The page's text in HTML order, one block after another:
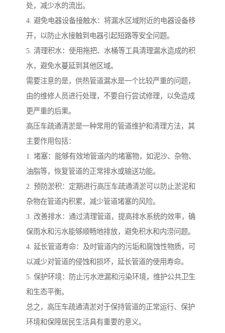
处，减少水的流出。
4. 避免电器设备接触水：将漏水区域附近的电器设备移
开，以防止水接触到电器引起短路等安全问题。
5. 清理积水：使用拖把、水桶等工具清理漏水造成的积
水，避免水蔓延到其他区域。
需要注意的是，供热管道漏水是一个比较严重的问题，
由的维修人员进行处理，不要自行尝试修理，以免造成
更严重的后果。
高压车疏通清淤是一种常用的管道维护和清理方法，其
主要作用包括：
1. 堵塞：能够有效地管道内的堵塞物，如泥沙、杂物、
油脂等，恢复管道的正常排水或输送功能。
2. 预防淤积：定期进行高压车疏通清淤可以防止淤泥和
杂物在管道内积累，减少管道堵塞的风险。
3. 改善排水：通过清理管道，提高排水系统的效率，确
保雨水和污水能够顺畅地排放，避免积水和内涝问题。
4. 延长管道寿命：及时管道内的污垢和腐蚀性物质，可
以减少对管道的侵蚀和损坏，延长管道的使用寿命。
5. 保护环境：防止污水泄漏和污染环境，维护公共卫生
和生态平衡。
总之，高压车疏通清淤对于保持管道的正常运行、保护
环境和保障居民生活具有重要的意义。